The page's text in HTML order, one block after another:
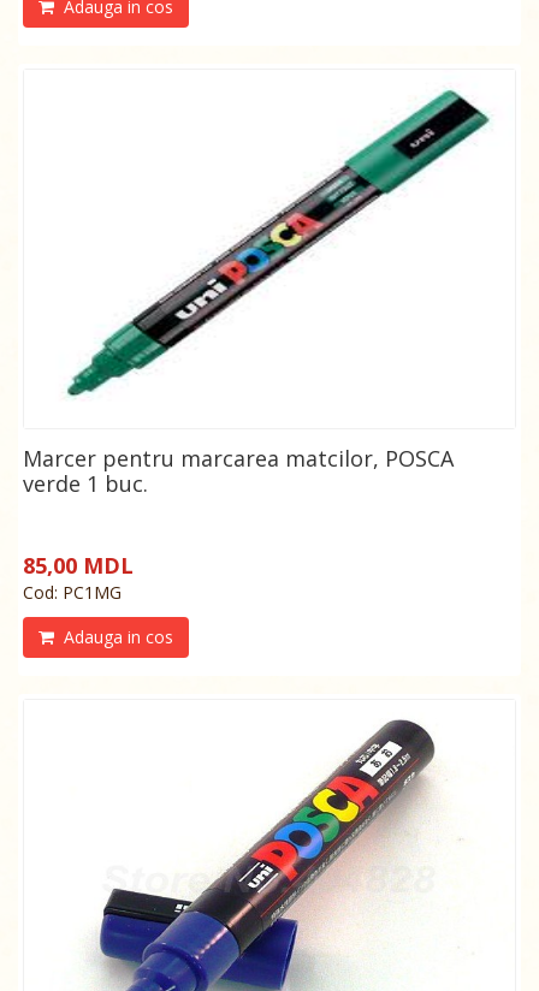
Adauga in cos
Marcer pentru marcarea matcilor, POSCA
verde 1 buc.
85,00 MDL
Cod: РС1МG
Adauga in cos